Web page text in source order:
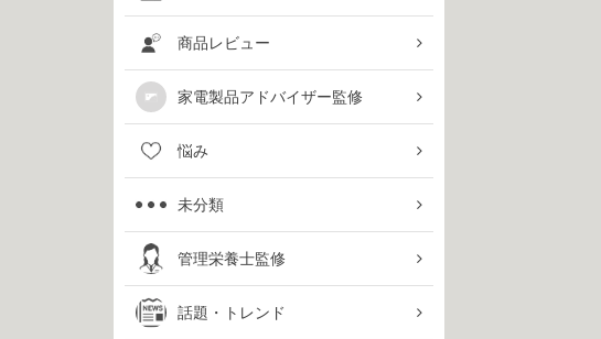
商品レビュー
家電製品アドバイザー監修
悩み
未分類
管理栄養士監修
話題・トレンド